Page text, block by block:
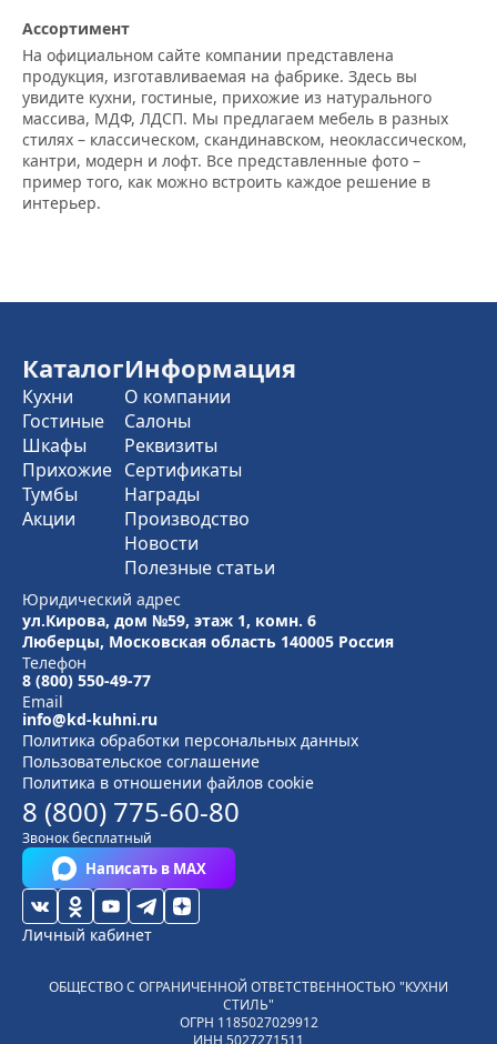
Ассортимент
На официальном сайте компании представлена
продукция, изготавливаемая на фабрике. Здесь вы
увидите кухни, гостиные, прихожие из натурального
массива, МДФ, ЛДСП. Мы предлагаем мебель в разных
стилях – классическом, скандинавском, неоклассическом,
кантри, модерн и лофт. Все представленные фото –
пример того, как можно встроить каждое решение в
интерьер.
Каталог
Кухни
Гостиные
Шкафы
Прихожие
Тумбы
Акции
Информация
О компании
Салоны
Реквизиты
Сертификаты
Награды
Производство
Новости
Полезные статьи
Юридический адрес
ул.Кирова, дом №59, этаж 1, комн. 6
Люберцы, Московская область 140005 Россия
Телефон
8 (800) 550-49-77
Email
info@kd-kuhni.ru
Политика обработки персональных данных
Пользовательское соглашение
Политика в отношении файлов cookie
8 (800) 775-60-80
Звонок бесплатный
Написать в MAX
Личный кабинет
ОБЩЕСТВО С ОГРАНИЧЕННОЙ ОТВЕТСТВЕННОСТЬЮ "КУХНИ
СТИЛЬ"
ОГРН 1185027029912
ИНН 5027271511